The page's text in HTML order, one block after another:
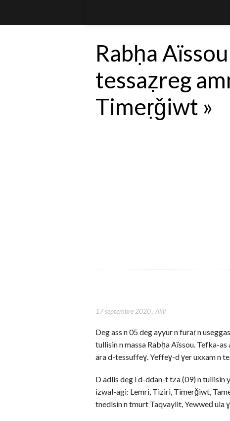
Rabḥa
tessaẓreg
Timeṛǧiwt »
17 septembre 2020,Akli
Deg ass n 05 deg ayyur n furaṛ n
tullisin n massa Rabḥa Aïssou. Tefka-
ara d-tessuffeɣ. Yeffeɣ-d ɣer uxxam n
D adlis deg i d-ddan-t tẓa (09) n tullisin
izwal-agi: Lemri, Tiziri, Timerǧiwt,
tnedlsin n tmurt Taqvaylit, Yewweḍ ula